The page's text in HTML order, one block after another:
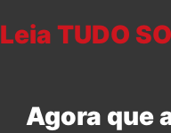
Leia TUDO
Agora que